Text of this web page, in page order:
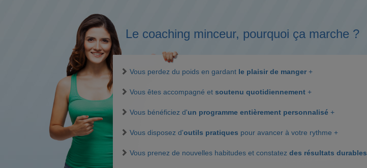
Le coaching minceur, pourquoi ça marche ?
Vous perdez du poids en gardant le plaisir de manger +
Vous êtes accompagné et soutenu quotidiennement +
Vous bénéficiez d'un programme entièrement personnalisé +
Vous disposez d'outils pratiques pour avancer à votre rythme +
Vous prenez de nouvelles habitudes et constatez des résultats durables